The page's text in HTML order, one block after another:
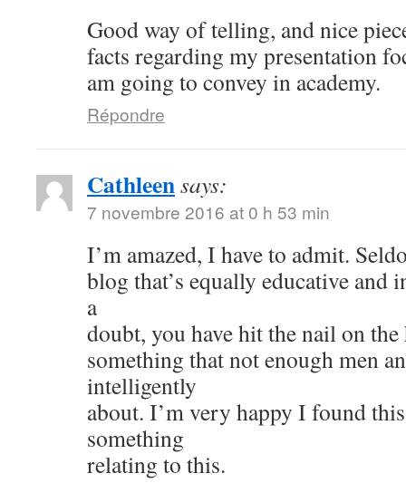
Good way of telling, and nice
facts regarding my presentation
am going to convey in academy.
Répondre
Cathleensays:
7 novembre 2016 at 0 h 53 min
I’m amazed, I have to admit.
blog that’s equally educative and
a
doubt, you have hit the nail on the
something that not enough men
intelligently
about. I’m very happy I found
something
relating to this.